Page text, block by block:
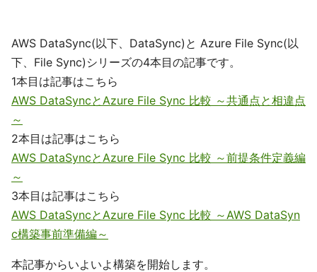
AWS DataSync(以下、DataSync)と Azure File Sync(以
下、File Sync)シリーズの4本目の記事です。
1本目は記事はこちら
AWS DataSyncとAzure File Sync 比較 ～共通点と相違点
～
2本目は記事はこちら
AWS DataSyncとAzure File Sync 比較 ～前提条件定義編
～
3本目は記事はこちら
AWS DataSyncとAzure File Sync 比較 ～AWS DataSyn
c構築事前準備編～
本記事からいよいよ構築を開始します。